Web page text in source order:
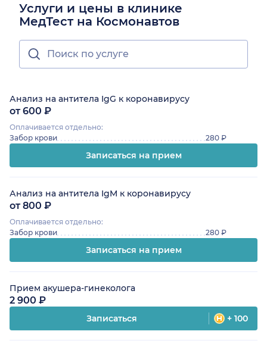
Услуги и цены в клинике
МедТест на Космонавтов
Анализ на антитела IgG к коронавирусу
от 600 ₽
Оплачивается отдельно:
Забор крови
280 ₽
Записаться на прием
Анализ на антитела IgM к коронавирусу
от 800 ₽
Оплачивается отдельно:
Забор крови
280 ₽
Записаться на прием
Прием акушера-гинеколога
2 900 ₽
Записаться + 100